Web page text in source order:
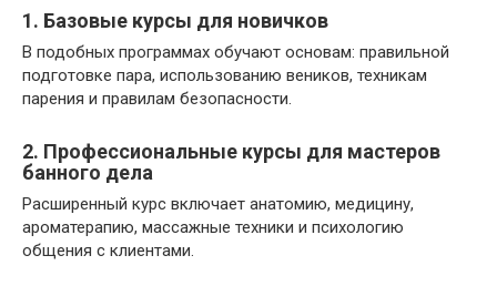
1. Базовые курсы для новичков
В подобных программах обучают основам: правильной
подготовке пара, использованию веников, техникам
парения и правилам безопасности.
2. Профессиональные курсы для мастеров
банного дела
Расширенный курс включает анатомию, медицину,
ароматерапию, массажные техники и психологию
общения с клиентами.